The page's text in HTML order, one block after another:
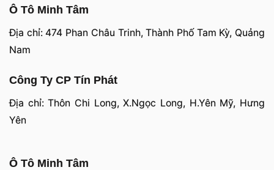
Ô Tô Minh Tâm
Địa chỉ: 474 Phan Châu Trinh, Thành Phố Tam Kỳ, Quảng
Nam
Công Ty CP Tín Phát
Địa chỉ: Thôn Chi Long, X.Ngọc Long, H.Yên Mỹ, Hưng
Yên
Ô Tô Minh Tâm